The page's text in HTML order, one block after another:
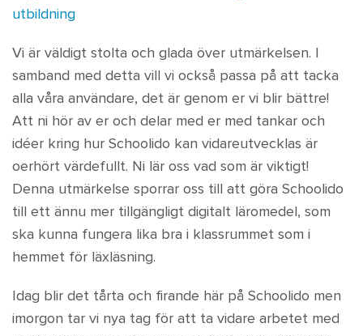
utbildning
Vi är väldigt stolta och glada över utmärkelsen. I
samband med detta vill vi också passa på att tacka
alla våra användare, det är genom er vi blir bättre!
Att ni hör av er och delar med er med tankar och
idéer kring hur Schoolido kan vidareutvecklas är
oerhört värdefullt. Ni lär oss vad som är viktigt!
Denna utmärkelse sporrar oss till att göra Schoolido
till ett ännu mer tillgängligt digitalt läromedel, som
ska kunna fungera lika bra i klassrummet som i
hemmet för läxläsning.
Idag blir det tårta och firande här på Schoolido men
imorgon tar vi nya tag för att ta vidare arbetet med